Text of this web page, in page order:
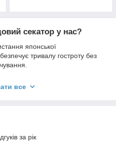
секатор у нас?
японської
тривалу гостроту без
рівний та чистий зріз, що
якості.
надійний хват і безпеку.
все
за рік